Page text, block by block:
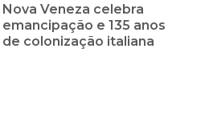
Nova Veneza celebra
emancipação e 135 anos
de colonização italiana